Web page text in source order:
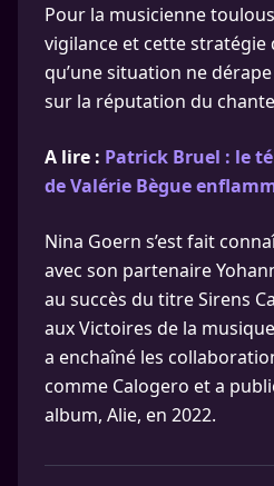
Pour la musicienne
vigilance et cette
qu’une situation ne
sur la réputation du
A lire : Patrick Bruel : le
de Valérie Bègue
Nina Goern s’est fait
avec son partenaire
au succès du titre Sirens
aux Victoires de la
a enchaîné les
comme Calogero et a
album, Alie, en 2022.